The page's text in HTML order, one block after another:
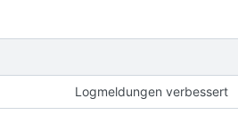
Logmeldungen verbessert